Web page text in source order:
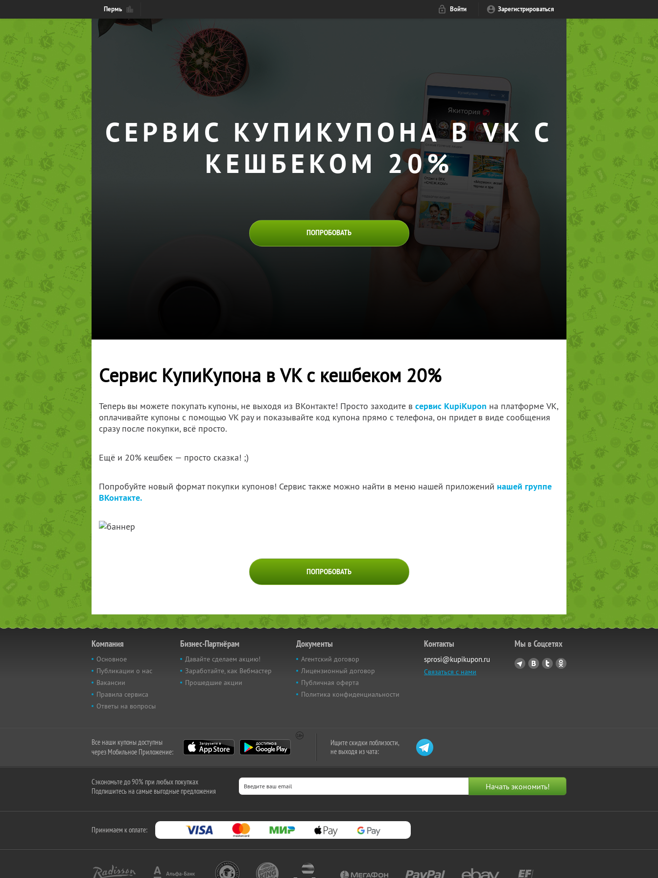
Пермь Войти Зарегистрироваться
СЕРВИС КУПИКУПОНА В VK С
КЕШБЕКОМ 20%
ПОПРОБОВАТЬ
Сервис КупиКупона в VK с кешбеком 20%
Теперь вы можете покупать купоны, не выходя из ВКонтакте! Просто заходите в сервис KupiKupon на платформе VK,
оплачивайте купоны с помощью VK pay и показывайте код купона прямо с телефона, он придет в виде сообщения
сразу после покупки, всё просто.
Ещё и 20% кешбек — просто сказка! ;)
Попробуйте новый формат покупки купонов! Сервис также можно найти в меню нашей приложений нашей группе
ВКонтакте.
ПОПРОБОВАТЬ
Компания
Основное
Публикации о нас
Вакансии
Правила сервиса
Ответы на вопросы
Бизнес-Партнёрам
Давайте сделаем акцию!
Заработайте, как Вебмастер
Прошедшие акции
Документы
Агентский договор
Лицензионный договор
Публичная оферта
Политика конфиденциальности
Контакты
sprosi@kupikupon.ru
Связаться с нами
Мы в Соцсетях
Все наши купоны доступны
через Мобильное Приложение:
Ищите скидки поблизости,
не выходя из чата:
Сэкономьте до 90% при любых покупках
Подпишитесь на самые выгодные предложения
Принимаем к оплате: